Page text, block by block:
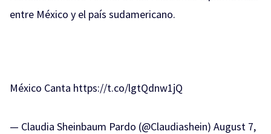
entre México y el país sudamericano.
México Canta https://t.co/lgtQdnw1jQ
— Claudia Sheinbaum Pardo (@Claudiashein) August 7,